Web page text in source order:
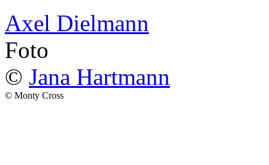
Axel Dielmann
Foto
© Jana Hartmann
© Monty Cross